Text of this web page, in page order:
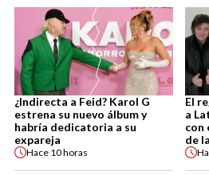
¿Indirecta a Feid? Karol G
estrena su nuevo álbum y
habría dedicatoria a su
expareja
Hace 10 horas
El
a
con
de